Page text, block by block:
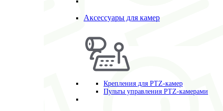
Аксессуары для камер
Крепления для PTZ-камер
Пульты управления PTZ-камерами